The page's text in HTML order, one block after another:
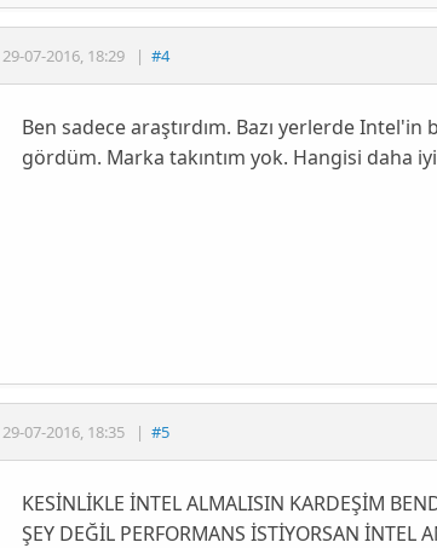
29-07-2016, 18:29 | #4
Ben sadece araştırdım. Bazı yerlerde
gördüm. Marka takıntım yok. Hangisi daha
29-07-2016, 18:35 | #5
KESİNLİKLE İNTEL ALMALISIN KARDEŞİM
ŞEY DEĞİL PERFORMANS İSTİYORSAN İNTEL